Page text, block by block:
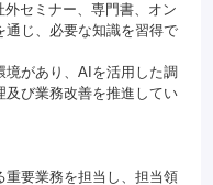
セミナー、専門書、オン
通じ、必要な知識を習得で
境があり、AIを活用した調
及び業務改善を推進してい
重要業務を担当し、担当領